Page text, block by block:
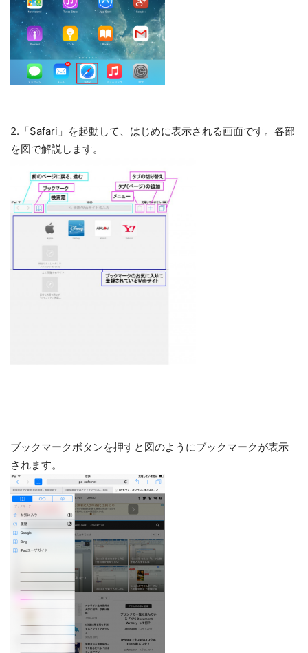
2.「Safari」を起動して、はじめに表示される画面です。各部
を図で解説します。
ブックマークボタンを押すと図のようにブックマークが表示
されます。